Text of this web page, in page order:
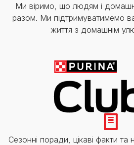
Ми віримо, що людям і
разом. Ми підтримуватимемо
життя з домашнім
Сезонні поради, цікаві факти